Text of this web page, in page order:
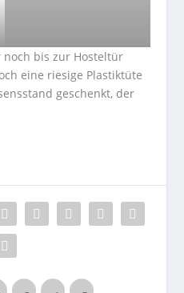
bis zur Hosteltür
eine riesige Plastiktüte
geschenkt, der